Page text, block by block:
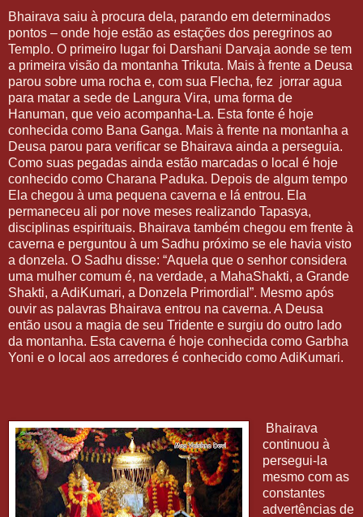
Bhairava saiu à procura dela, parando em determinados
pontos – onde hoje estão as estações dos peregrinos ao
Templo. O primeiro lugar foi Darshani Darvaja aonde se tem
a primeira visão da montanha Trikuta. Mais à frente a Deusa
parou sobre uma rocha e, com sua Flecha, fez jorrar agua
para matar a sede de Langura Vira, uma forma de
Hanuman, que veio acompanha-La. Esta fonte é hoje
conhecida como Bana Ganga. Mais à frente na montanha a
Deusa parou para verificar se Bhairava ainda a perseguia.
Como suas pegadas ainda estão marcadas o local é hoje
conhecido como Charana Paduka. Depois de algum tempo
Ela chegou à uma pequena caverna e lá entrou. Ela
permaneceu ali por nove meses realizando Tapasya,
disciplinas espirituais. Bhairava também chegou em frente à
caverna e perguntou à um Sadhu próximo se ele havia visto
a donzela. O Sadhu disse: “Aquela que o senhor considera
uma mulher comum é, na verdade, a MahaShakti, a Grande
Shakti, a AdiKumari, a Donzela Primordial”. Mesmo após
ouvir as palavras Bhairava entrou na caverna. A Deusa
então usou a magia de seu Tridente e surgiu do outro lado
da montanha. Esta caverna é hoje conhecida como Garbha
Yoni e o local aos arredores é conhecido como AdiKumari.
Bhairava
continuou à
persegui-la
mesmo com as
constantes
advertências de